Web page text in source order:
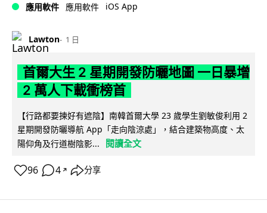
應用軟件 應用軟件 iOS App
Lawton 1 日
首爾大生 2 星期開發防曬地圖 一日暴增
2 萬人下載衝榜首
【行路都要揀好有遮陰】南韓首爾大學 23 歲學生劉敏俊利用 2
星期開發防曬導航 App「走向陰涼處」，結合建築物高度、太
陽仰角及行道樹陰影...
閱讀全文
96 4 ↗ 分享